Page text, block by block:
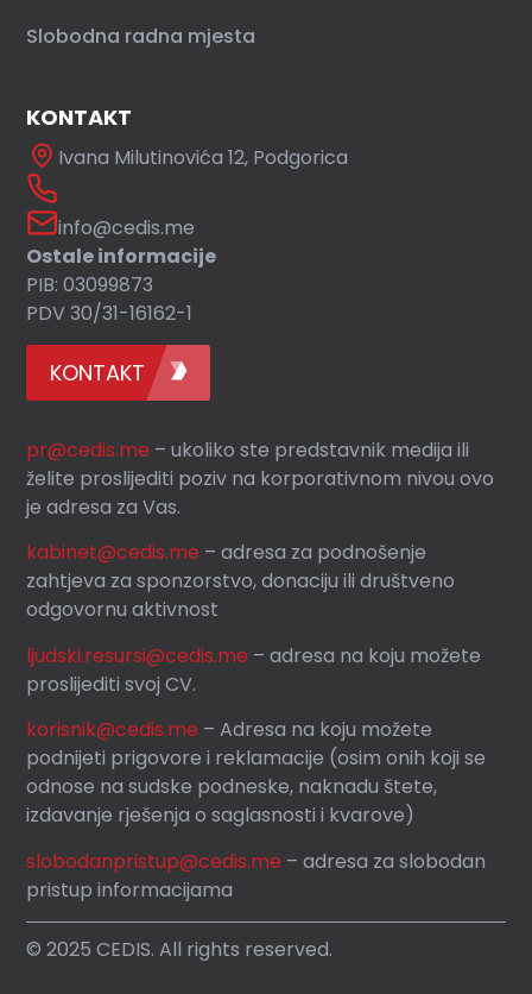
Slobodna radna mjesta
KONTAKT
Ivana Milutinovića 12, Podgorica
info@cedis.me
Ostale informacije
PIB: 03099873
PDV 30/31-16162-1
KONTAKT
pr@cedis.me – ukoliko ste predstavnik medija ili
želite proslijediti poziv na korporativnom nivou ovo
je adresa za Vas.
kabinet@cedis.me –adresa za podnošenje
zahtjeva za sponzorstvo, donaciju ili društveno
odgovornu aktivnost
ljudski.resursi@cedis.me – adresa na koju možete
proslijediti svoj CV.
korisnik@cedis.me – Adresa na koju možete
podnijeti prigovore i reklamacije (osim onih koji se
odnose na sudske podneske, naknadu štete,
izdavanje rješenja o saglasnosti i kvarove)
slobodanpristup@cedis.me – adresa za slobodan
pristup informacijama
© 2025 CEDIS. All rights reserved.